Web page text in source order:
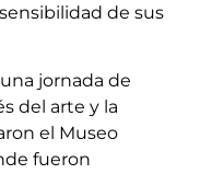
de sus
jornada de
del arte y la
el Museo
fueron